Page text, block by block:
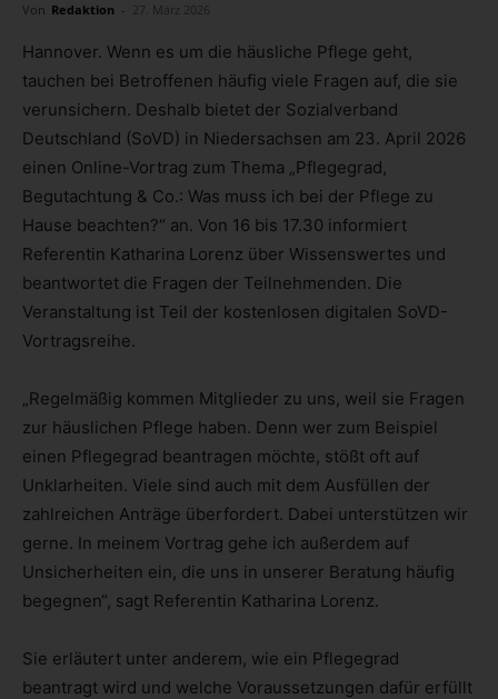
Von Redaktion - 27. März 2026
Hannover. Wenn es um die häusliche Pflege geht,
tauchen bei Betroffenen häufig viele Fragen auf, die sie
verunsichern. Deshalb bietet der Sozialverband
Deutschland (SoVD) in Niedersachsen am 23. April 2026
einen Online-Vortrag zum Thema „Pflegegrad,
Begutachtung & Co.: Was muss ich bei der Pflege zu
Hause beachten?“ an. Von 16 bis 17.30 informiert
Referentin Katharina Lorenz über Wissenswertes und
beantwortet die Fragen der Teilnehmenden. Die
Veranstaltung ist Teil der kostenlosen digitalen SoVD-
Vortragsreihe.
„Regelmäßig kommen Mitglieder zu uns, weil sie Fragen
zur häuslichen Pflege haben. Denn wer zum Beispiel
einen Pflegegrad beantragen möchte, stößt oft auf
Unklarheiten. Viele sind auch mit dem Ausfüllen der
zahlreichen Anträge überfordert. Dabei unterstützen wir
gerne. In meinem Vortrag gehe ich außerdem auf
Unsicherheiten ein, die uns in unserer Beratung häufig
begegnen“, sagt Referentin Katharina Lorenz.
Sie erläutert unter anderem, wie ein Pflegegrad
beantragt wird und welche Voraussetzungen dafür erfüllt